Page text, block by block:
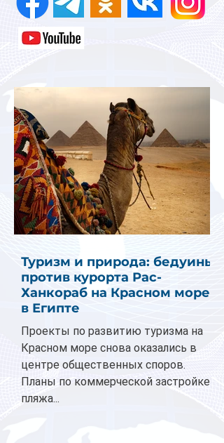
Туризм и природа: бедуины
против курорта Рас-
Ханкораб на Красном море
в Египте
Проекты по развитию туризма на
Красном море снова оказались в
центре общественных споров.
Планы по коммерческой застройке
пляжа...